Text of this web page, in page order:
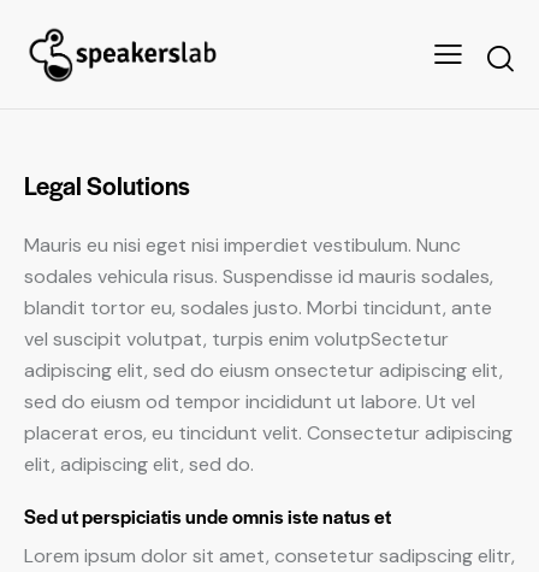
Legal Solutions
Mauris eu nisi eget nisi imperdiet vestibulum. Nunc
sodales vehicula risus. Suspendisse id mauris sodales,
blandit tortor eu, sodales justo. Morbi tincidunt, ante
vel suscipit volutpat, turpis enim volutpSectetur
adipiscing elit, sed do eiusm onsectetur adipiscing elit,
sed do eiusm od tempor incididunt ut labore. Ut vel
placerat eros, eu tincidunt velit. Consectetur adipiscing
elit, adipiscing elit, sed do.
Sed ut perspiciatis unde omnis iste natus et
Lorem ipsum dolor sit amet, consetetur sadipscing elitr,